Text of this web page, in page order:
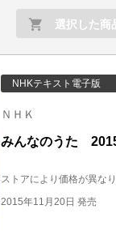
選択した商
NHKテキスト電子版
ＮＨＫ
みんなのうた
ストアにより価格が異なり
2015年11月20日 発売